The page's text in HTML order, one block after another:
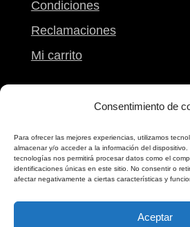
Consentimiento de
Para ofrecer las mejores experiencias, utilizamos
almacenar y/o acceder a la información del
tecnologías nos permitirá procesar datos como el
identificaciones únicas en este sitio. No consentir o
afectar negativamente a ciertas características y
Aceptar
Condiciones
Reclamaciones
Mi carrito
Pontevedra
986 861 612
698 173 173